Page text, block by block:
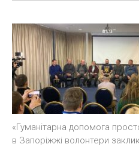
«Гуманітарна допомога
в Запоріжжі волонтери